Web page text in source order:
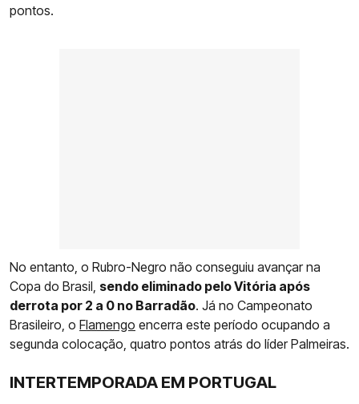
pontos.
No entanto, o Rubro-Negro não conseguiu avançar na
Copa do Brasil, sendo eliminado pelo Vitória após
derrota por 2 a 0 no Barradão. Já no Campeonato
Brasileiro, o Flamengo encerra este período ocupando a
segunda colocação, quatro pontos atrás do líder Palmeiras.
INTERTEMPORADA EM PORTUGAL